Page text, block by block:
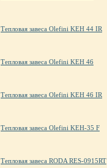
Тепловая завеса Olefini KEH 44 IR
Тепловая завеса Olefini KEH 46
Тепловая завеса Olefini KEH 46 IR
Тепловая завеса Olefini KEH-35 F
Тепловая завеса RODA RES-0915RT